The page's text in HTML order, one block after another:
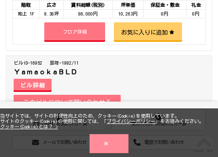
当サイトでは、サイトの利便性向上のため、クッキー(Cookie)を使用しています。
サイトのクッキー(Cookie)の使用に関しては、「プライバシーポリシー 」をお読みください。
クッキー(Cookie)とは？ >
OK
大阪の物件 お気に入り一覧 東京の物件 お気に入り一覧
メールでお問い合わせ 電話でお問い合わせ
階数 広さ 賃料総額(税別) 坪単価 保証金・敷金
礼金
地上 1F
8.38坪 86,000円 10,263円 0円 0円
フロア詳細 お気に入りに追加
ビルID-16952 築年-1982/11
ＹａｍａｏｋａＢＬＤ
ビル詳細
駅上駅近